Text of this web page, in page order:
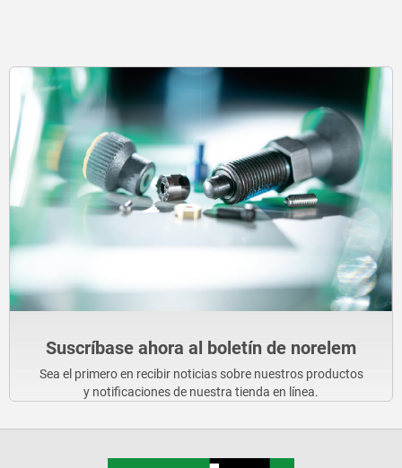
Suscríbase ahora al boletín de norelem
Sea el primero en recibir noticias sobre nuestros productos
y notificaciones de nuestra tienda en línea.